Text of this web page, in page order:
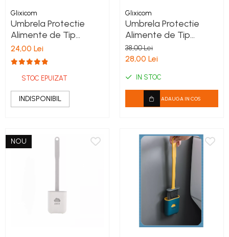
Glixicom
Umbrela Protectie
Alimente de Tip
Capac 31 x 31 cm Alba
24,00 Lei
STOC EPUIZAT
INDISPONIBIL
Glixicom
Umbrela Protectie
Alimente de Tip
Capac 31 x 31 cm
Albastru
38,00 Lei
28,00 Lei
IN STOC
ADAUGA IN COS
NOU